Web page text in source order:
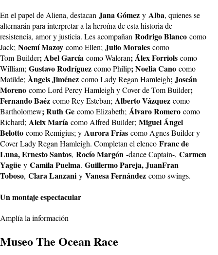
En el papel de Aliena, destacan Jana Gómez y Alba, quienes se
alternarán para interpretar a la heroína de esta historia de
resistencia, amor y justicia. Les acompañan Rodrigo Blanco como
Jack; Noemí Mazoy como Ellen; Julio Morales como
Tom Builder; Abel García como Waleran; Álex Forriols como
William; Gustavo Rodríguez como Philip; Noelia Cano como
Matilde; Àngels Jiménez como Lady Regan Hamleigh; Joseán
Moreno como Lord Percy Hamleigh y Cover de Tom Builder;
Fernando Baéz como Rey Esteban; Alberto Vázquez como
Bartholomew; Ruth Ge como Elizabeth; Álvaro Romero como
Richard; Aleix María como Alfred Builder; Miguel Ángel
Belotto como Remigius; y Aurora Frías como Agnes Builder y
Cover Lady Regan Hamleigh. Completan el elenco Franc de
Luna, Ernesto Santos, Rocío Margón -dance Captain-, Carmen
Yagüe y Camila Puelma. Guillermo Pareja, JuanFran
Toboso, Clara Lanzani y Vanesa Fernández como swings.
Un montaje espectacular
Amplía la información
Museo The Ocean Race